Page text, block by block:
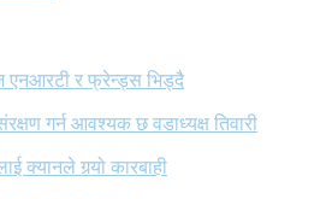
र फ्रेन्ड्स भिड्दै
गर्न आवश्यक छ वडाध्यक्ष तिवारी
क्यानले गर्‍यो कारबाही